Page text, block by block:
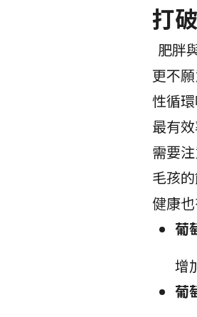
打
肥胖
更不
性循
最有
需要
毛孩
健康
葡
增
葡